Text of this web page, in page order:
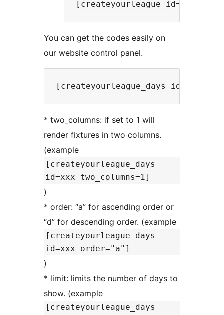
You can get the codes easily on
our website control panel.
* two_columns: if set to 1 will
render fixtures in two columns.
(example
[createyourleague_days
id=xxx two_columns=1]
)
* order: “a” for ascending order or
“d” for descending order. (example
[createyourleague_days
id=xxx order="a"]
)
* limit: limits the number of days to
show. (example
[createyourleague_days